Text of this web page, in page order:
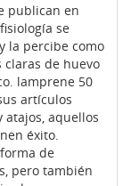
publican en
se
la percibe como
claras de huevo
lamprene 50
artículos
atajos, aquellos
éxito.
de
pero también